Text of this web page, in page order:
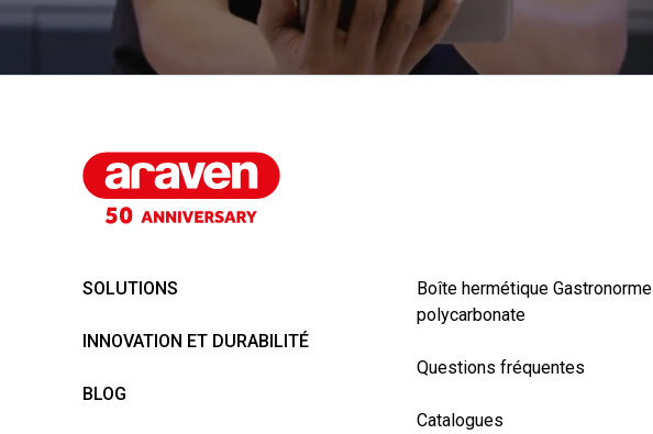
SOLUTIONS
INNOVATION ET DURABILITÉ
BLOG
Boîte hermétique Gastronorme
polycarbonate
Questions fréquentes
Catalogues